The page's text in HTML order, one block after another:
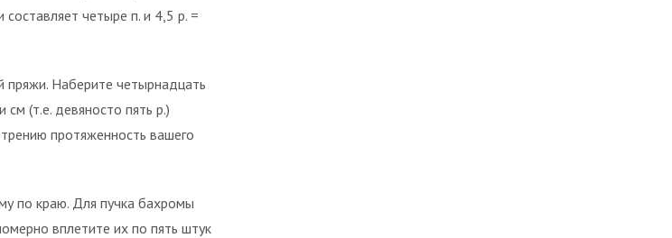
четыре п. и 4,5 р. =
пряжи. Наберите четырнадцать
(т.е. девяносто пять р.)
протяженность вашего
по краю. Для пучка бахромы
вплетите их по пять штук